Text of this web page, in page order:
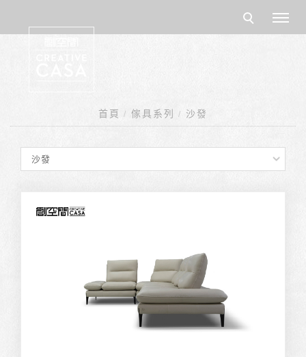
首頁 傢具系列 沙發